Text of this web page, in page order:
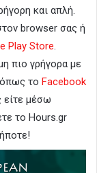
και απλή.
browser σας ή
Play Store.
πιο γρήγορα με
όπως το Facebook
είτε μέσω
το Hours.gr